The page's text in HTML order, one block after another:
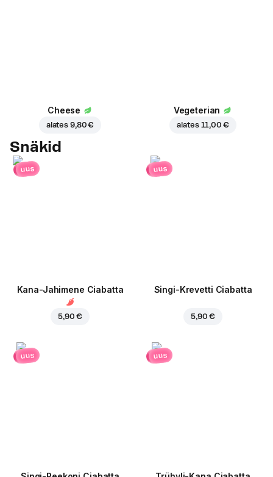
Cheese
alates 9,80 €
Vegeterian
alates 11,00 €
Snäkid
uus
Kana-Jahimene Ciabatta
5,90 €
uus
Singi-Krevetti Ciabatta
5,90 €
uus uus